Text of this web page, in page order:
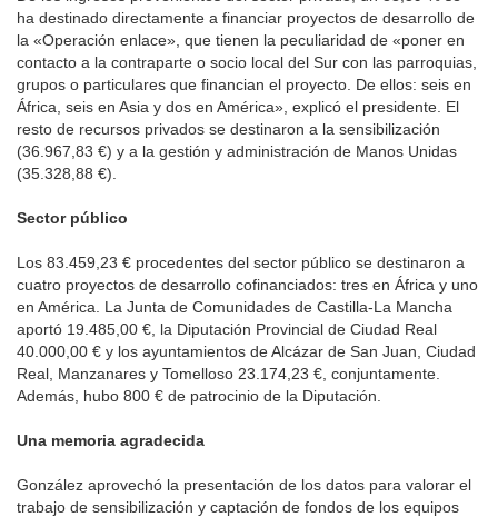
ha destinado directamente a financiar proyectos de desarrollo de
la «Operación enlace», que tienen la peculiaridad de «poner en
contacto a la contraparte o socio local del Sur con las parroquias,
grupos o particulares que financian el proyecto. De ellos: seis en
África, seis en Asia y dos en América», explicó el presidente. El
resto de recursos privados se destinaron a la sensibilización
(36.967,83 €) y a la gestión y administración de Manos Unidas
(35.328,88 €).
Sector público
Los 83.459,23 € procedentes del sector público se destinaron a
cuatro proyectos de desarrollo cofinanciados: tres en África y uno
en América. La Junta de Comunidades de Castilla-La Mancha
aportó 19.485,00 €, la Diputación Provincial de Ciudad Real
40.000,00 € y los ayuntamientos de Alcázar de San Juan, Ciudad
Real, Manzanares y Tomelloso 23.174,23 €, conjuntamente.
Además, hubo 800 € de patrocinio de la Diputación.
Una memoria agradecida
González aprovechó la presentación de los datos para valorar el
trabajo de sensibilización y captación de fondos de los equipos